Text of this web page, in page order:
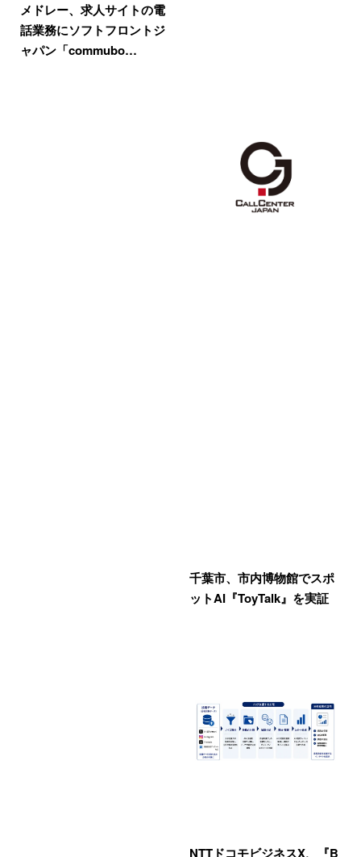
メドレー、求人サイトの電
話業務にソフトフロントジ
ャパン「commubo…
千葉市、市内博物館でスポ
ットAI『ToyTalk』を実証
NTTドコモビジネスX、『B